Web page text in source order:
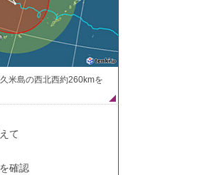
米島の西北西約260kmを
て
確認